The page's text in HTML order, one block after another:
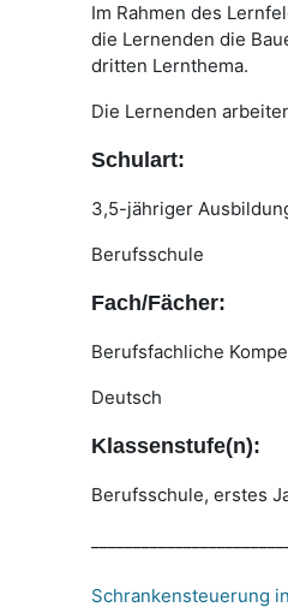
Im Rahmen des
die Lernenden die
dritten Lernthema.
Die Lernenden
Schulart:
3,5-jähriger
Berufsschule
Fach/Fächer:
Berufsfachliche
Deutsch
Klassenstufe(n):
Berufsschule, erstes
Schrankensteuerung